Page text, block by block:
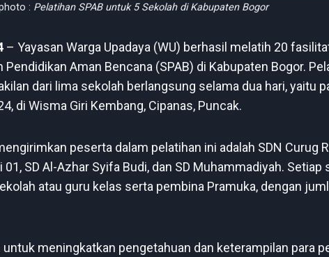
: Pelatihan SPAB untuk 5 Sekolah di Kabupaten Bogor
– Yayasan Warga Upadaya (WU) berhasil melatih 20
Pendidikan Aman Bencana (SPAB) di Kabupaten Bogor.
dari lima sekolah berlangsung selama dua hari, yaitu
di Wisma Giri Kembang, Cipanas, Puncak.
peserta dalam pelatihan ini adalah SDN Curug
01, SD Al-Azhar Syifa Budi, dan SD Muhammadiyah. Setiap
atau guru kelas serta pembina Pramuka, dengan
meningkatkan pengetahuan dan keterampilan para